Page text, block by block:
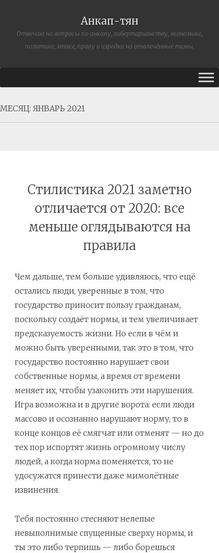
Анкап-тян
Отвечаю на вопросы по анкапу, либертарианству, экономике,
политике, этике, праву и изредка на отвлечённые темы.
МЕСЯЦ: ЯНВАРЬ 2021
Стилистика 2021 заметно
отличается от 2020: все
меньше оглядываются на
правила
Чем дальше, тем больше удивляюсь, что ещё
остались люди, уверенные в том, что
государство приносит пользу гражданам,
поскольку создаёт нормы, и тем увеличивает
предсказуемость жизни. Но если в чём и
можно быть уверенными, так это в том, что
государство постоянно нарушает свои
собственные нормы, а время от времени
меняет их, чтобы узаконить эти нарушения.
Игра возможна и в другие ворота: если люди
массово и осознанно нарушают норму, то в
конце концов её смягчат или отменят — но до
тех пор испортят жизнь огромному числу
людей, а когда норма поменяется, то не
удосужатся принести даже мимолётные
извинения.
Тебя постоянно стесняют нелепые
невыполнимые спущенные сверху нормы, и
ты это либо терпишь — либо борешься